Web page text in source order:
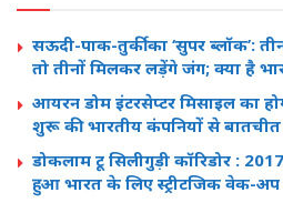
सऊदी-पाक-तुर्की का ‘सुपर ब्लॉक’:
तो तीनों मिलकर लड़ेंगे जंग; क्या है
आयरन डोम इंटरसेप्टर मिसाइल का
शुरू की भारतीय कंपनियों से बातचीत
डोकलाम टू सिलीगुड़ी कॉरिडोर :
हुआ भारत के लिए स्ट्रीटजिक वेक-